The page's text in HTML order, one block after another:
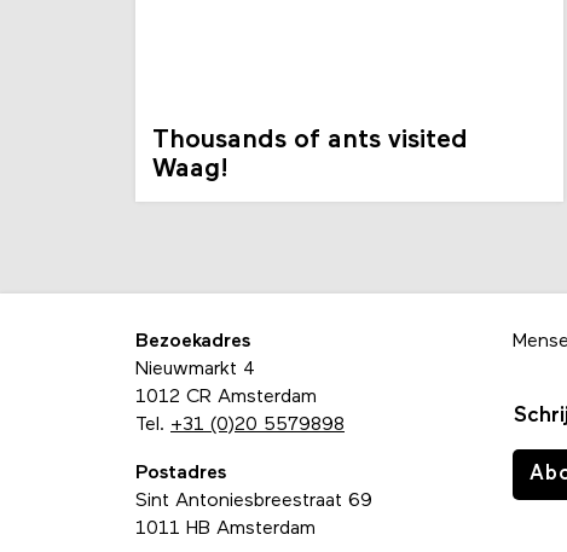
Thousands of ants visited
Waag!
Bezoekadres
Nieuwmarkt 4
1012 CR Amsterdam
Tel. +31 (0)20 5579898
Postadres
Sint Antoniesbreestraat 69
1011 HB Amsterdam